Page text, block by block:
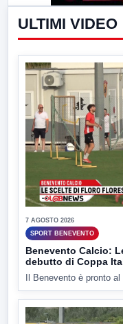
ULTIMI VIDEO
7 AGOSTO 2026
SPORT BENEVENTO
Benevento Calcio:
debutto di Coppa
Il Benevento è pronto